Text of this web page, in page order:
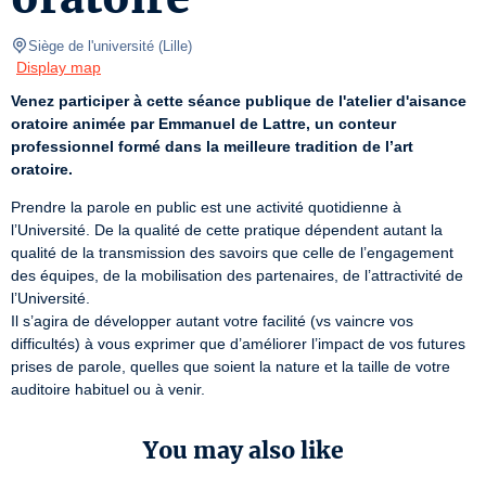
Siège de l'université ( Lille)
Display map
Venez participer à cette séance publique de l'atelier d'aisance
oratoire animée par Emmanuel de Lattre, un conteur
professionnel formé dans la meilleure tradition de l’art
oratoire.
Prendre la parole en public est une activité quotidienne à
l’Université. De la qualité de cette pratique dépendent autant la
qualité de la transmission des savoirs que celle de l’engagement
des équipes, de la mobilisation des partenaires, de l’attractivité de
l’Université.
Il s’agira de développer autant votre facilité (vs vaincre vos
difficultés) à vous exprimer que d’améliorer l’impact de vos futures
prises de parole, quelles que soient la nature et la taille de votre
auditoire habituel ou à venir.
You may also like